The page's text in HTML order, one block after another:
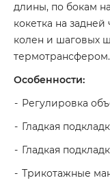
длины, по бокам
кокетка на
колен и шаговых
термотрансфером.
Особенности:
Регулировка
Гладкая
Гладкая
Трикотажные